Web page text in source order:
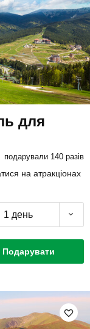
для
подарували 140 разів
на атракціонах
1 день
Подарувати